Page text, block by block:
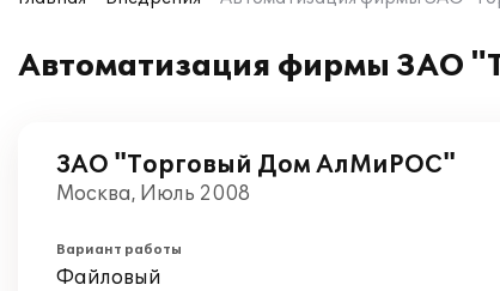
Автоматизация фирмы ЗАО
ЗАО "Торговый Дом АлМиРОС"
Москва, Июль 2008
Вариант работы
Файловый